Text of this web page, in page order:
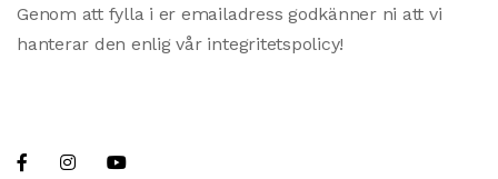
Genom att fylla i er emailadress godkänner ni att vi
hanterar den enlig vår integritetspolicy!